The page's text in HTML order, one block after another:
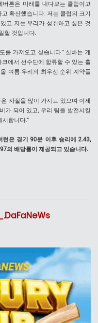
버튼은 미래를 내다보는 클럽이고
확신했습니다. 저는 클럽의 크기
고 저는 우리가 성취하고 싶은 것
할 것입니다.
를 가져오고 싶습니다.” 실바는 계
에서 선수단에 합류할 수 있는 훌
여름 우리의 최우선 순위 계약들
자질을 많이 가지고 있으며 이제
가 되어 있고, 우리 팀을 발전시킬
합니다.”
턴은 경기 90분 이후 승리에 2.43,
의 배당률이 제공되고 있습니다.